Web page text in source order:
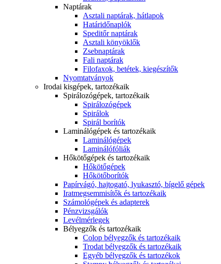
Naptárak
Asztali naptárak, hátlapok
Határidőnaplók
Speditőr naptárak
Asztali könyöklők
Zsebnaptárak
Fali naptárak
Filofaxok, betétek, kiegészítők
Nyomtatványok
Irodai kisgépek, tartozékaik
Spirálozógépek, tartozékaik
Spirálozógépek
Spirálok
Spirál borítók
Laminálógépek és tartozékaik
Laminálógépek
Laminálófóliák
Hőkötőgépek és tartozékaik
Hőkötőgépek
Hőkötőborítók
Papírvágó, hajtogató, lyukasztó, bígelő gépek
Iratmegsemmisítők és tartozékaik
Számológépek és adapterek
Pénzvizsgálók
Levélmérlegek
Bélyegzők és tartozékaik
Colop bélyegzők és tartozékaik
Trodat bélyegzők és tartozékaik
Egyéb bélyegzők és tartozékok